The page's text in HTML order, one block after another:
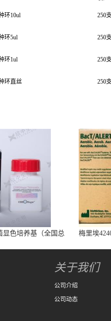
环10ul 250
环5ul 250
环1ul 250
环直丝 250
显色培养基（全国总
梅里埃
关于我们
公司介绍
公司动态